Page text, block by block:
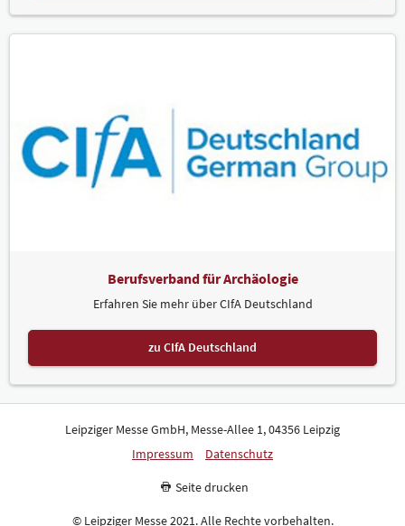
Berufsverband für Archäologie
Erfahren Sie mehr über CIfA Deutschland
zu CIfA Deutschland
Leipziger Messe GmbH, Messe-Allee 1, 04356 Leipzig
Impressum
Datenschutz
Seite drucken
© Leipziger Messe 2021. Alle Rechte vorbehalten.